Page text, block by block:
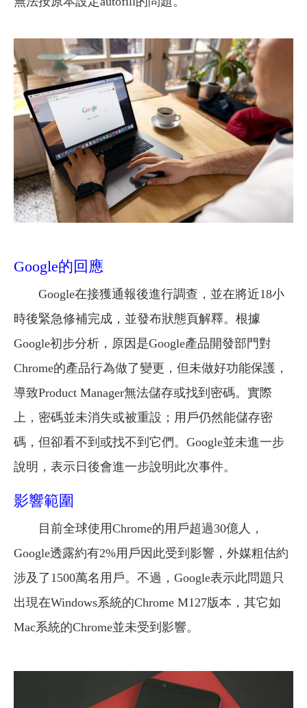
Google的回應
Google在接獲通報後進行調查，並在將近18小
時後緊急修補完成，並發布狀態頁解釋。根據
Google初步分析，原因是Google產品開發部門對
Chrome的產品行為做了變更，但未做好功能保護，
導致Product Manager無法儲存或找到密碼。實際
上，密碼並未消失或被重設；用戶仍然能儲存密
碼，但卻看不到或找不到它們。Google並未進一步
說明，表示日後會進一步說明此次事件。
影響範圍
目前全球使用Chrome的用戶超過30億人，
Google透露約有2%用戶因此受到影響，外媒粗估約
涉及了1500萬名用戶。不過，Google表示此問題只
出現在Windows系統的Chrome M127版本，其它如
Mac系統的Chrome並未受到影響。